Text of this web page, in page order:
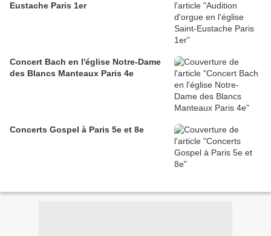
Eustache Paris 1er
Concert Bach en l'église Notre-Dame
des Blancs Manteaux Paris 4e
Concerts Gospel à Paris 5e et 8e